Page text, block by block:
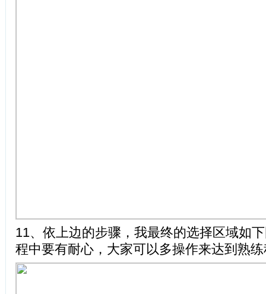
11、依上边的步骤，我最终的选择区域如
程中要有耐心，大家可以多操作来达到熟